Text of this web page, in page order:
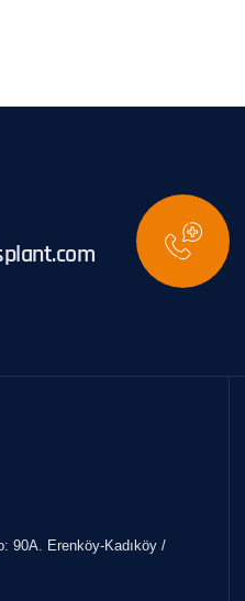
90A. Erenköy-Kadıköy /